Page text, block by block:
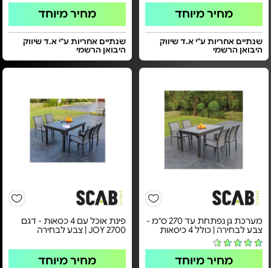
מחיר מיוחד
שנתיים אחריות ע"י א.ד שיווק
היבואן הרשמי
מחיר מיוחד
שנתיים אחריות ע"י א.ד שיווק
היבואן הרשמי
מערכת גן נפתחת עד 270 ס"מ -
צבע לבחירה | כולל 4 כיסאות
מחיר מיוחד
פינת אוכל עם 4 כסאות - דגם
JOY 2700 | צבע לבחירה
מחיר מיוחד